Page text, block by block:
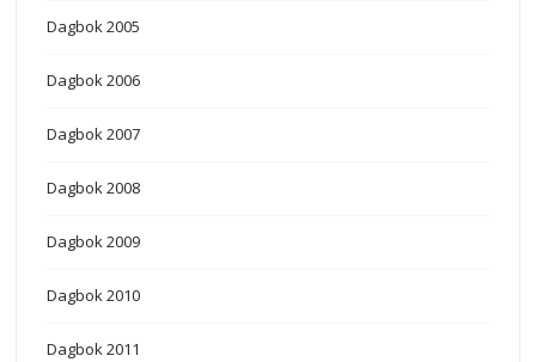
Dagbok 2005
Dagbok 2006
Dagbok 2007
Dagbok 2008
Dagbok 2009
Dagbok 2010
Dagbok 2011